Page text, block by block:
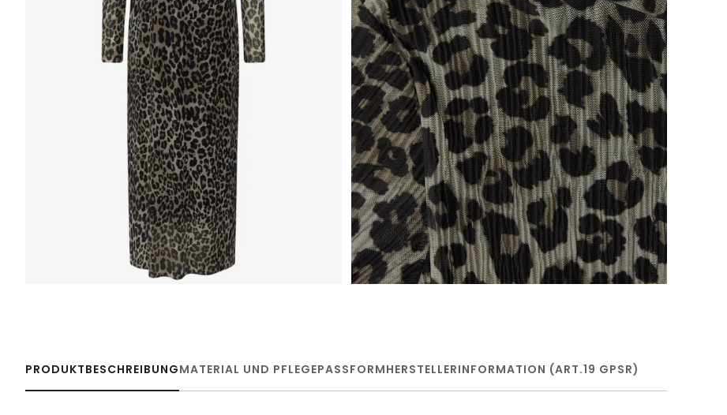
PRODUKTBESCHREIBUNGMATERIAL UND PFLEGEPASSFORMHERSTELLERINFORMATION (ART.19 GPSR)